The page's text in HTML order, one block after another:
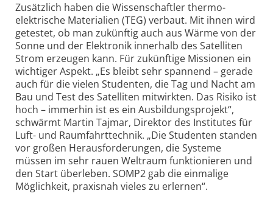
Zusätzlich haben die Wissenschaftler thermo­
elektrische Materialien (TEG) verbaut. Mit ihnen wird
getestet, ob man zukünftig auch aus Wärme von der
Sonne und der Elektronik innerhalb des Satelliten
Strom erzeugen kann. Für zukünftige Missionen ein
wichtiger Aspekt. „Es bleibt sehr spannend – gerade
auch für die vielen Studenten, die Tag und Nacht am
Bau und Test des Satelliten mitwirkten. Das Risiko ist
hoch – immerhin ist es ein Ausbildungsprojekt“,
schwärmt Martin Tajmar, Direktor des Institutes für
Luft- und Raumfahrttechnik. „Die Studenten standen
vor großen Heraus­forderungen, die Systeme
müssen im sehr rauen Weltraum funktionieren und
den Start überleben. SOMP2 gab die einmalige
Möglichkeit, praxisnah vieles zu erlernen“.